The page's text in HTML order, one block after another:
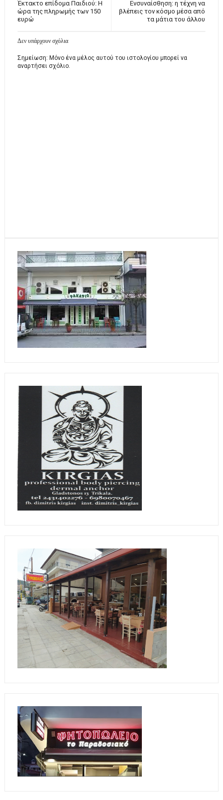
Ενσυναίσθηση: η τέχνη να
βλέπεις τον κόσμο μέσα από
τα μάτια του άλλου
Έκτακτο επίδομα Παιδιού: Η
ώρα της πληρωμής των 150
ευρώ
Δεν υπάρχουν σχόλια
Σημείωση: Μόνο ένα μέλος αυτού του ιστολογίου μπορεί να
αναρτήσει σχόλιο.